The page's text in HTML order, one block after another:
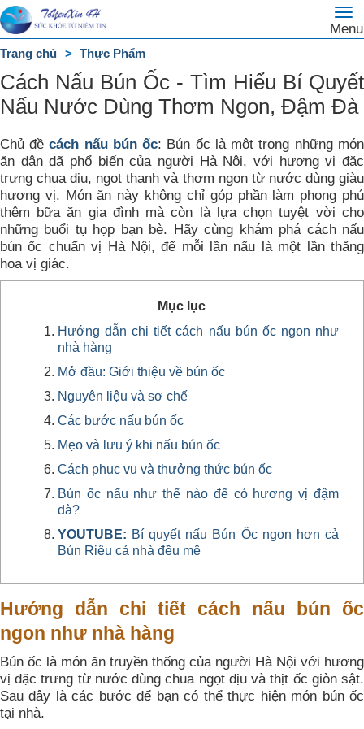
Menu
Trang
chủ
DANH
MỤC
Trang chủ Thực Phẩm
Cách Nấu Bún Ốc - Tìm Hiểu Bí Quyết
Nấu Nước Dùng Thơm Ngon, Đậm Đà
Chủ đềcách nấu bún ốc: Bún ốc là một trong những món
ăn dân dã phổ biến của người Hà Nội, với hương vị đặc
trưng chua dịu, ngọt thanh và thơm ngon từ nước dùng giàu
hương vị. Món ăn này không chỉ góp phần làm phong phú
thêm bữa ăn gia đình mà còn là lựa chọn tuyệt vời cho
những buổi tụ họp bạn bè. Hãy cùng khám phá cách nấu
bún ốc chuẩn vị Hà Nội, để mỗi lần nấu là một lần thăng
hoa vị giác.
Mục lục
Hướng dẫn chi tiết cách nấu bún ốc ngon như
nhà hàng
Mở đầu: Giới thiệu về bún ốc
Nguyên liệu và sơ chế
Các bước nấu bún ốc
Mẹo và lưu ý khi nấu bún ốc
Cách phục vụ và thưởng thức bún ốc
Bún ốc nấu như thế nào để có hương vị đậm
đà?
YOUTUBE: Bí quyết nấu Bún Ốc ngon hơn cả
Bún Riêu cả nhà đều mê
Hướng dẫn chi tiết cách nấu bún ốc
ngon như nhà hàng
Bún ốc là món ăn truyền thống của người Hà Nội với hương
vị đặc trưng từ nước dùng chua ngọt dịu và thịt ốc giòn sật.
Sau đây là các bước để bạn có thể thực hiện món bún ốc
tại nhà.